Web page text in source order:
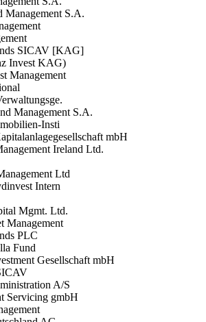
Management S.A.
SICAV [KAG]
Invest KAG)
Management
Management S.A.
Insti
mbH
Ireland Ltd.
Ltd
Intern
Mgmt. Ltd.
Management
PLC
Fund
Gesellschaft mbH
A/S
Servicing gmbH